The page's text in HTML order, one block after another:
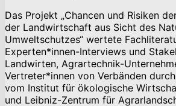
Das Projekt „Chancen und Risiken
der Landwirtschaft aus Sicht des
Umweltschutzes“ wertete
Experten*innen-Interviews und
Landwirten, Agrartechnik-
Vertreter*innen von Verbänden
vom Institut für ökologische
und Leibniz-Zentrum für